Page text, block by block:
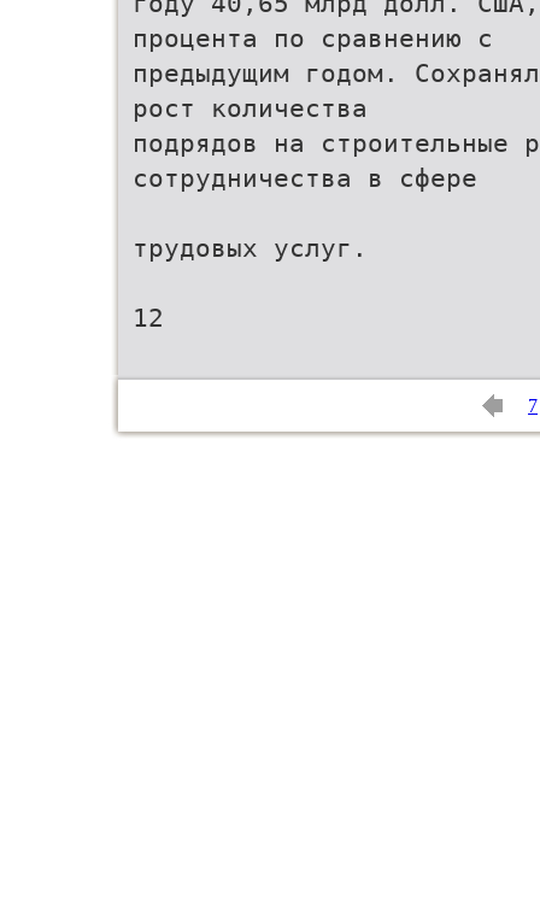
процента по сравнению с
предыдущим годом.
рост количества
подрядов на строительные
сотрудничества в сфере
трудовых услуг.
12
7